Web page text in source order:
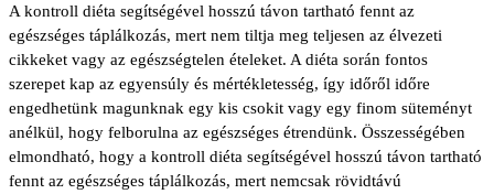
A kontroll diéta segítségével hosszú távon tartható fennt az
egészséges táplálkozás, mert nem tiltja meg teljesen az élvezeti
cikkeket vagy az egészségtelen ételeket. A diéta során fontos
szerepet kap az egyensúly és mértékletesség, így időről időre
engedhetünk magunknak egy kis csokit vagy egy finom süteményt
anélkül, hogy felborulna az egészséges étrendünk. Összességében
elmondható, hogy a kontroll diéta segítségével hosszú távon tartható
fennt az egészséges táplálkozás, mert nemcsak rövidtávú